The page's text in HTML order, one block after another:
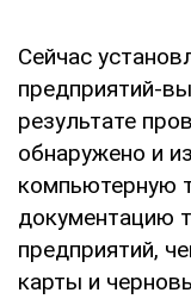
Сейчас
предприятий-
результате
обнаружено и
компьютерную
документацию
предприятий,
карты и